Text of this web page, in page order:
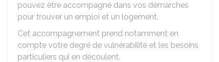
pouvez être accompagné dans vos démarches
pour trouver un emploi et un logement.
Cet accompagnement prend notamment en
compte votre degré de vulnérabilité et les besoins
particuliers qui en découlent.